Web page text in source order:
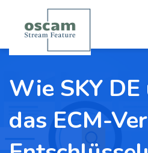
Wie SKY
das ECM-